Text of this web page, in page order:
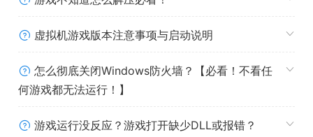
划独具特色的功能区, 打造与众不同的建筑风格。在沙盒模
中选择搭配, 实现您对完美酒店的构想。
虚拟机游戏版本注意事项与启动说明
怎么彻底关闭Windows防火墙？【必看！不看任
何游戏都无法运行！】
游戏运行没反应？游戏打开缺少DLL或报错？